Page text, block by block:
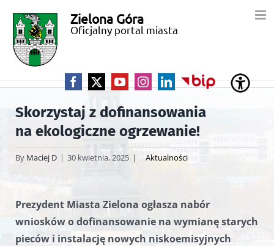
zawartości
Miasto
Zielona
Góra
Zielona Góra
Oficjalny portal miasta
Facebook
X YouTubeInstagramLinkedInBIP
Skorzystaj z dofinansowania
na ekologiczne ogrzewanie!
By Maciej D | 30 kwietnia, 2025 | Aktualności
Prezydent Miasta Zielona ogłasza nabór
wniosków o dofinansowanie na wymianę starych
pieców i instalację nowych niskoemisyjnych